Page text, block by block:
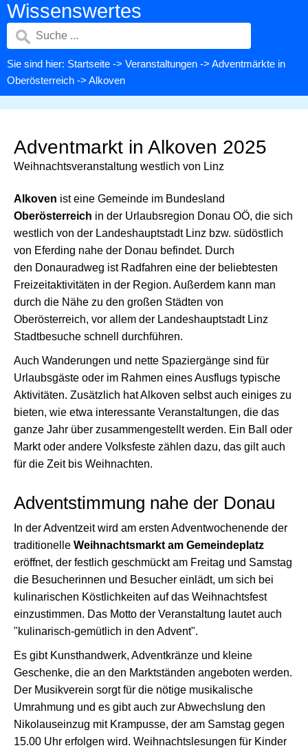
Wissenswertes
Sie sind hier: Startseite -> Veranstaltungen -> Adventmärkte in
Oberösterreich -> Alkoven
Adventmarkt in Alkoven 2025
Weihnachtsveranstaltung westlich von Linz
Alkoven ist eine Gemeinde im Bundesland
Oberösterreich in der Urlaubsregion Donau OÖ, die sich
westlich von der Landeshauptstadt Linz bzw. südöstlich
von Eferding nahe der Donau befindet. Durch
den Donauradweg ist Radfahren eine der beliebtesten
Freizeitaktivitäten in der Region. Außerdem kann man
durch die Nähe zu den großen Städten von
Oberösterreich, vor allem der Landeshauptstadt Linz
Stadtbesuche schnell durchführen.
Auch Wanderungen und nette Spaziergänge sind für
Urlaubsgäste oder im Rahmen eines Ausflugs typische
Aktivitäten. Zusätzlich hat Alkoven selbst auch einiges zu
bieten, wie etwa interessante Veranstaltungen, die das
ganze Jahr über zusammengestellt werden. Ein Ball oder
Markt oder andere Volksfeste zählen dazu, das gilt auch
für die Zeit bis Weihnachten.
Adventstimmung nahe der Donau
In der Adventzeit wird am ersten Adventwochenende der
traditionelle Weihnachtsmarkt am Gemeindeplatz
eröffnet, der festlich geschmückt am Freitag und Samstag
die Besucherinnen und Besucher einlädt, um sich bei
kulinarischen Köstlichkeiten auf das Weihnachtsfest
einzustimmen. Das Motto der Veranstaltung lautet auch
"kulinarisch-gemütlich in den Advent".
Es gibt Kunsthandwerk, Adventkränze und kleine
Geschenke, die an den Marktständen angeboten werden.
Der Musikverein sorgt für die nötige musikalische
Umrahmung und es gibt auch zur Abwechslung den
Nikolauseinzug mit Krampusse, der am Samstag gegen
15.00 Uhr erfolgen wird. Weihnachtslesungen für Kinder